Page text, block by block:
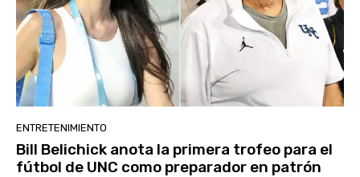
ENTRETENIMIENTO
Bill Belichick anota la primera trofeo para el
fútbol de UNC como preparador en patrón